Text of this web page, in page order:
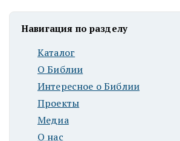
Навигация по разделу
Каталог
О Библии
Интересное о Библии
Проекты
Медиа
О нас